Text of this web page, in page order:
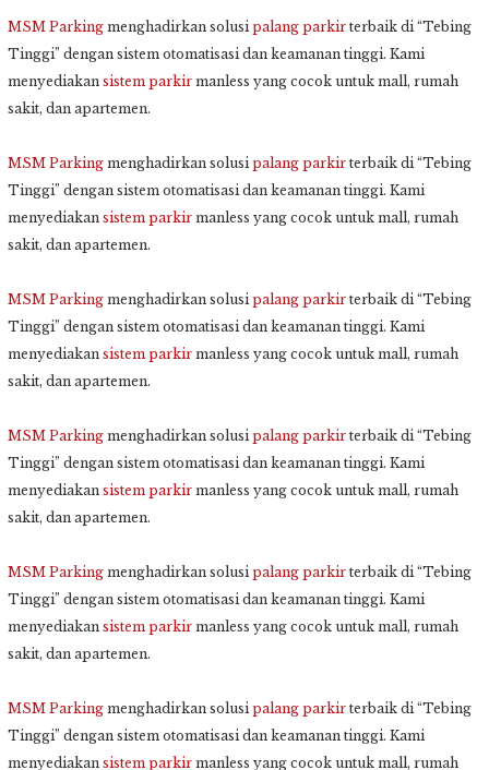
MSM Parking menghadirkan solusi palang parkir terbaik di “Tebing
Tinggi” dengan sistem otomatisasi dan keamanan tinggi. Kami
menyediakan sistem parkir manless yang cocok untuk mall, rumah
sakit, dan apartemen.
MSM Parking menghadirkan solusi palang parkir terbaik di “Tebing
Tinggi” dengan sistem otomatisasi dan keamanan tinggi. Kami
menyediakan sistem parkir manless yang cocok untuk mall, rumah
sakit, dan apartemen.
MSM Parking menghadirkan solusi palang parkir terbaik di “Tebing
Tinggi” dengan sistem otomatisasi dan keamanan tinggi. Kami
menyediakan sistem parkir manless yang cocok untuk mall, rumah
sakit, dan apartemen.
MSM Parking menghadirkan solusi palang parkir terbaik di “Tebing
Tinggi” dengan sistem otomatisasi dan keamanan tinggi. Kami
menyediakan sistem parkir manless yang cocok untuk mall, rumah
sakit, dan apartemen.
MSM Parking menghadirkan solusi palang parkir terbaik di “Tebing
Tinggi” dengan sistem otomatisasi dan keamanan tinggi. Kami
menyediakan sistem parkir manless yang cocok untuk mall, rumah
sakit, dan apartemen.
MSM Parking menghadirkan solusi palang parkir terbaik di “Tebing
Tinggi” dengan sistem otomatisasi dan keamanan tinggi. Kami
menyediakan sistem parkir manless yang cocok untuk mall, rumah